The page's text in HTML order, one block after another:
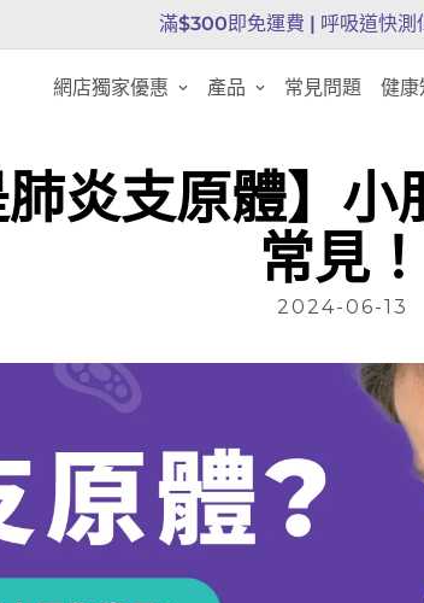
滿$300即免運費 | 呼吸道快測
網店獨家優惠 產品 常見問題 健康
肺炎支原體】
常見！
2024-06-13